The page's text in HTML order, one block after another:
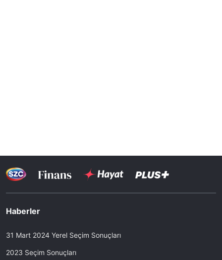
Haberler
31 Mart 2024 Yerel Seçim Sonuçları
2023 Seçim Sonuçları